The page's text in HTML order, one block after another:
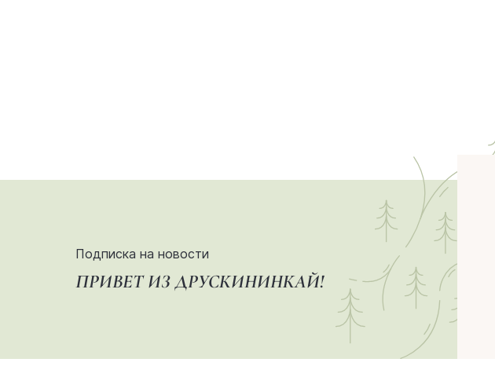
Подписка на новости
ПРИВЕТ ИЗ ДРУСКИНИНКАЙ!